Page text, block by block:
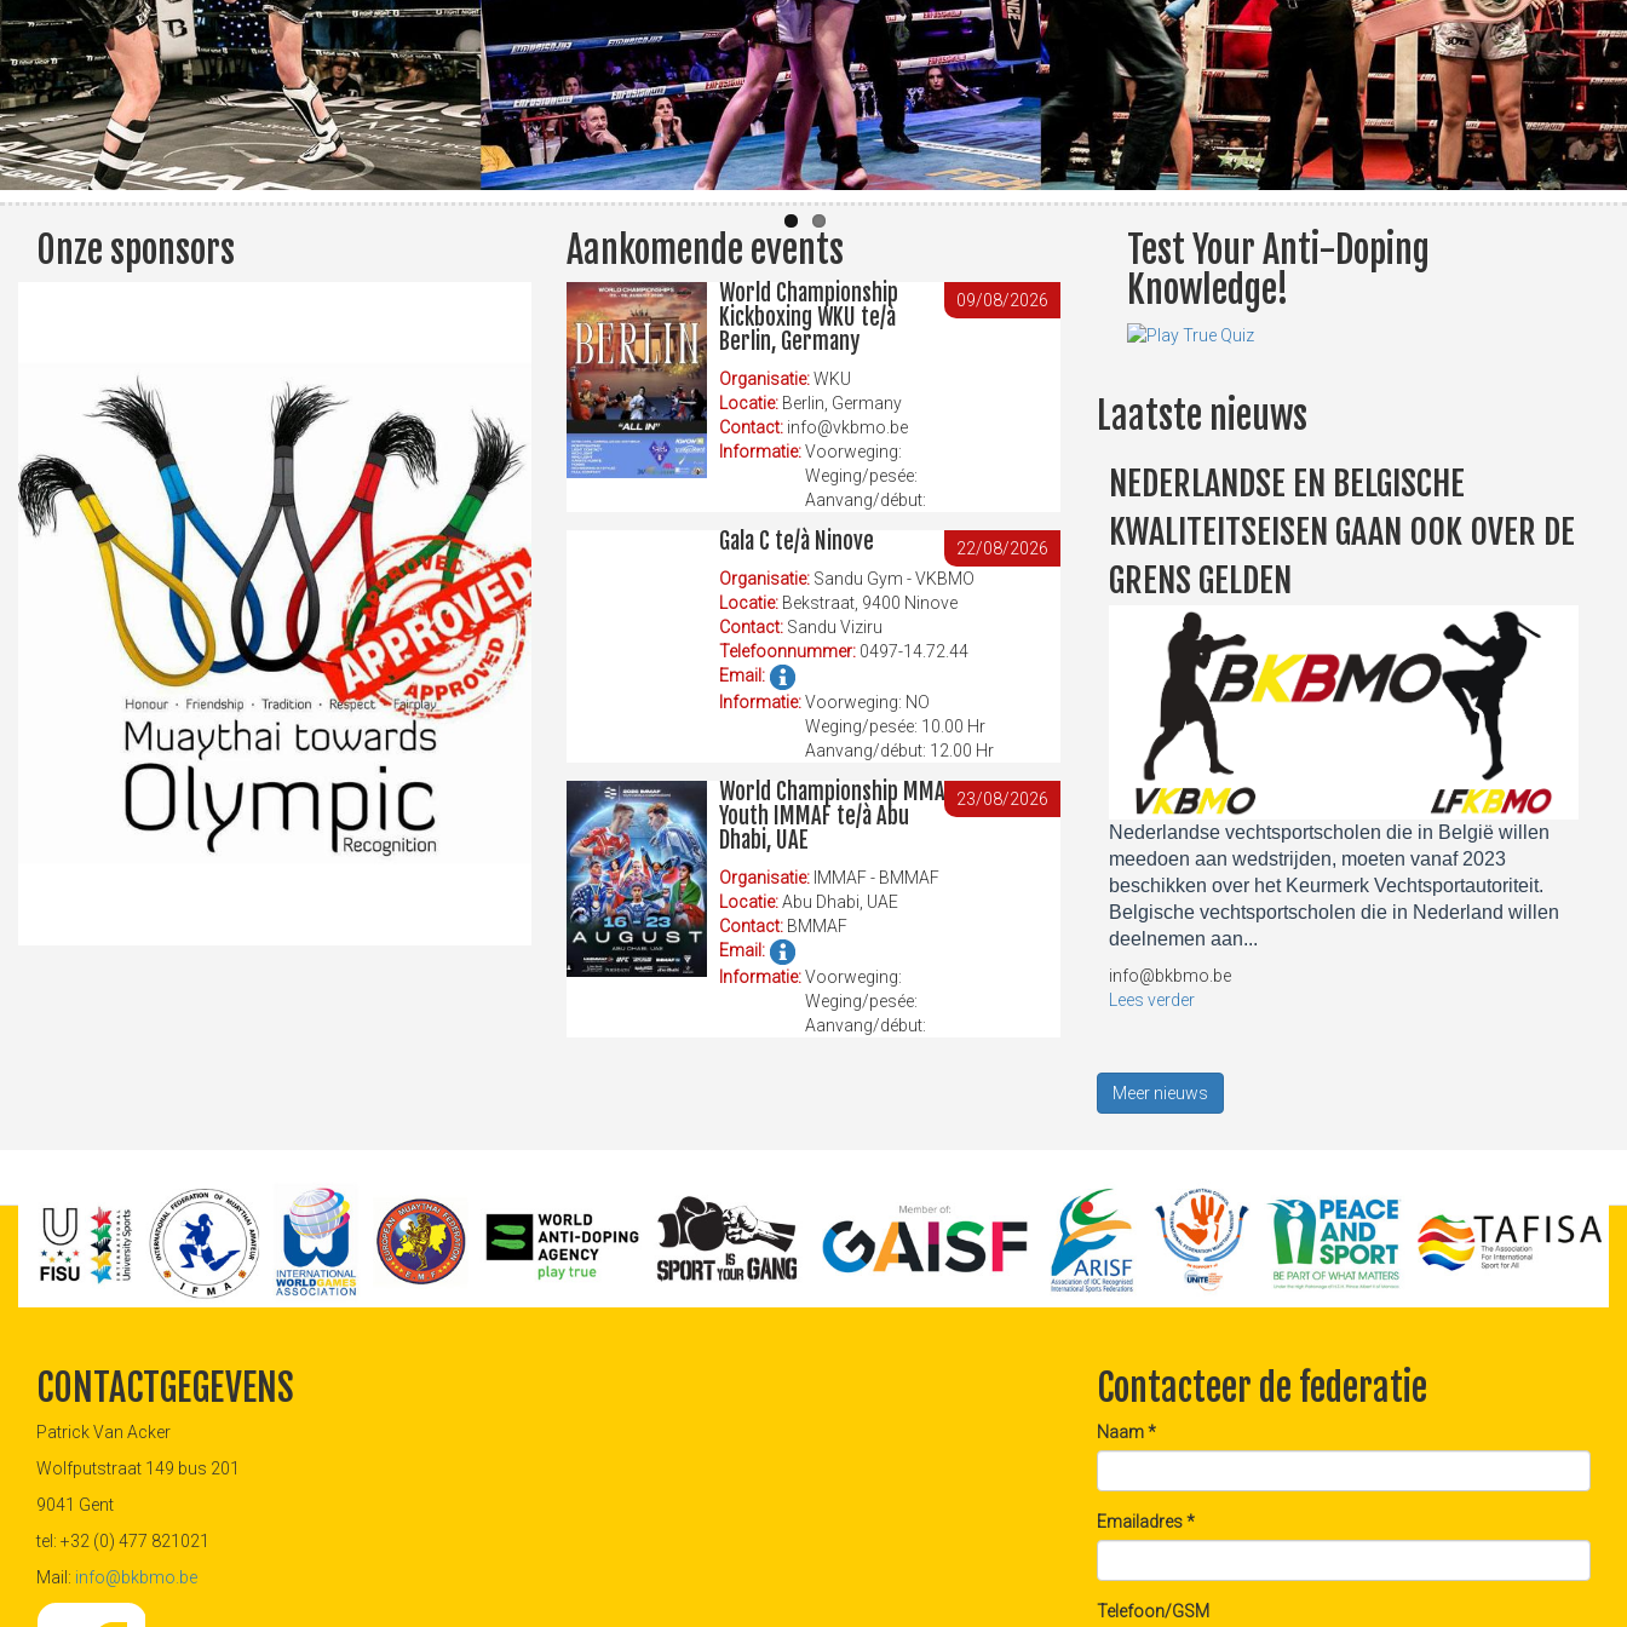
Onze sponsors Aankomende events
World Championship
Kickboxing WKU te/à
Berlin, Germany
09/08/2026
Organisatie:WKU
Locatie: Berlin, Germany
Contact: info@vkbmo.be
Informatie:Voorweging:
Weging/pesée:
Aanvang/début:
Gala C te/à Ninove
22/08/2026
Organisatie: Sandu Gym - VKBMO
Locatie: Bekstraat, 9400 Ninove
Contact: Sandu Viziru
Telefoonnummer: 0497-14.72.44
Email:
Informatie:Voorweging: NO
Weging/pesée: 10.00 Hr
Aanvang/début: 12.00 Hr
World Championship MMA
Youth IMMAF te/à Abu
Dhabi, UAE
23/08/2026
Organisatie: IMMAF - BMMAF
Locatie:Abu Dhabi, UAE
Contact: BMMAF
Email:
Informatie:Voorweging:
Weging/pesée:
Aanvang/début:
Test Your Anti-Doping
Knowledge!
Laatste nieuws
NEDERLANDSE EN BELGISCHE
KWALITEITSEISEN GAAN OOK OVER DE
GRENS GELDEN
Nederlandse vechtsportscholen die in België willen
meedoen aan wedstrijden, moeten vanaf 2023
beschikken over het Keurmerk Vechtsportautoriteit.
Belgische vechtsportscholen die in Nederland willen
deelnemen aan...
info@bkbmo.be
Lees verder
Meer nieuws
CONTACTGEGEVENS
Patrick Van Acker
Wolfputstraat 149 bus 201
9041 Gent
tel: +32 (0) 477 821021
Mail: info@bkbmo.be
Contacteer de federatie
Naam*
Emailadres*
Telefoon/GSM